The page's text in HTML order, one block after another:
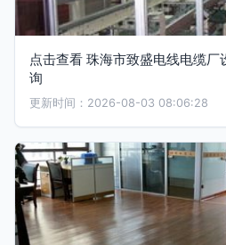
点击查看 珠海市致盛电线电缆
询
更新时间：2026-08-03 08:06:28